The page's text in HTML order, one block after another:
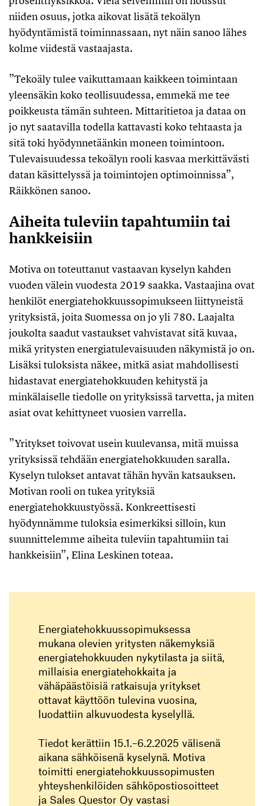
niiden osuus, jotka aikovat lisätä tekoälyn
hyödyntämistä toiminnassaan, nyt näin sanoo lähes
kolme viidestä vastaajasta.
”Tekoäly tulee vaikuttamaan kaikkeen toimintaan
yleensäkin koko teollisuudessa, emmekä me tee
poikkeusta tämän suhteen. Mittaritietoa ja dataa on
jo nyt saatavilla todella kattavasti koko tehtaasta ja
sitä toki hyödynnetäänkin moneen toimintoon.
Tulevaisuudessa tekoälyn rooli kasvaa merkittävästi
datan käsittelyssä ja toimintojen optimoinnissa”,
Räikkönen sanoo.
Aiheita tuleviin tapahtumiin tai
hankkeisiin
Motiva on toteuttanut vastaavan kyselyn kahden
vuoden välein vuodesta 2019 saakka. Vastaajina ovat
henkilöt energiatehokkuussopimukseen liittyneistä
yrityksistä, joita Suomessa on jo yli 780. Laajalta
joukolta saadut vastaukset vahvistavat sitä kuvaa,
mikä yritysten energiatulevaisuuden näkymistä jo on.
Lisäksi tuloksista näkee, mitkä asiat mahdollisesti
hidastavat energiatehokkuuden kehitystä ja
minkälaiselle tiedolle on yrityksissä tarvetta, ja miten
asiat ovat kehittyneet vuosien varrella.
”Yritykset toivovat usein kuulevansa, mitä muissa
yrityksissä tehdään energiatehokkuuden saralla.
Kyselyn tulokset antavat tähän hyvän katsauksen.
Motivan rooli on tukea yrityksiä
energiatehokkuustyössä. Konkreettisesti
hyödynnämme tuloksia esimerkiksi silloin, kun
suunnittelemme aiheita tuleviin tapahtumiin tai
hankkeisiin”, Elina Leskinen toteaa.
Energiatehokkuussopimuksessa
mukana olevien yritysten näkemyksiä
energiatehokkuuden nykytilasta ja siitä,
millaisia energiatehokkaita ja
vähäpäästöisiä ratkaisuja yritykset
ottavat käyttöön tulevina vuosina,
luodattiin alkuvuodesta kyselyllä.
Tiedot kerättiin 15.1.–6.2.2025 välisenä
aikana sähköisenä kyselynä. Motiva
toimitti energiatehokkuussopimusten
yhteyshenkilöiden sähköpostiosoitteet
ja Sales Questor Oy vastasi